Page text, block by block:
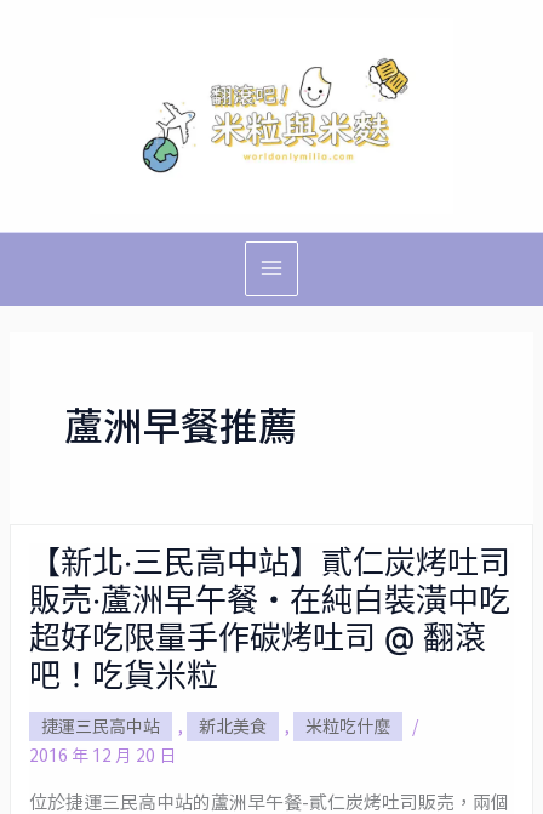
Menu
蘆洲早餐推薦
【新北‧三民高中站】貳仁炭烤吐司
販売‧蘆洲早午餐・在純白裝潢中吃
超好吃限量手作碳烤吐司 @ 翻滾
吧！吃貨米粒
捷運三民高中站 , 新北美食 , 米粒吃什麼
/
2016 年 12 月 20 日
位於捷運三民高中站的蘆洲早午餐-貳仁炭烤吐司販売，兩個
【新
北‧
三
民
高
中
站】
貳